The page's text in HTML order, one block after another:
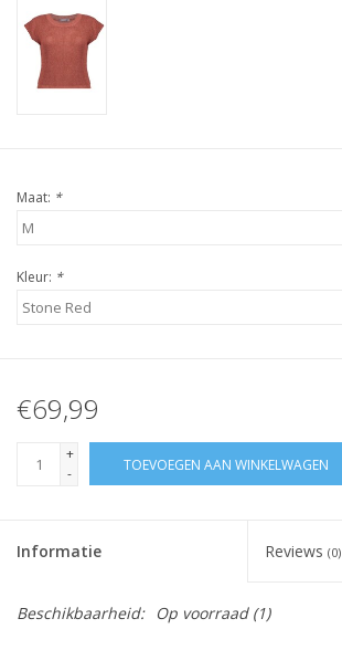
Maat: *
Kleur: *
€69,99
+
-
TOEVOEGEN AAN WINKELWAGEN
Informatie Reviews (0)
Beschikbaarheid: Op voorraad(1)